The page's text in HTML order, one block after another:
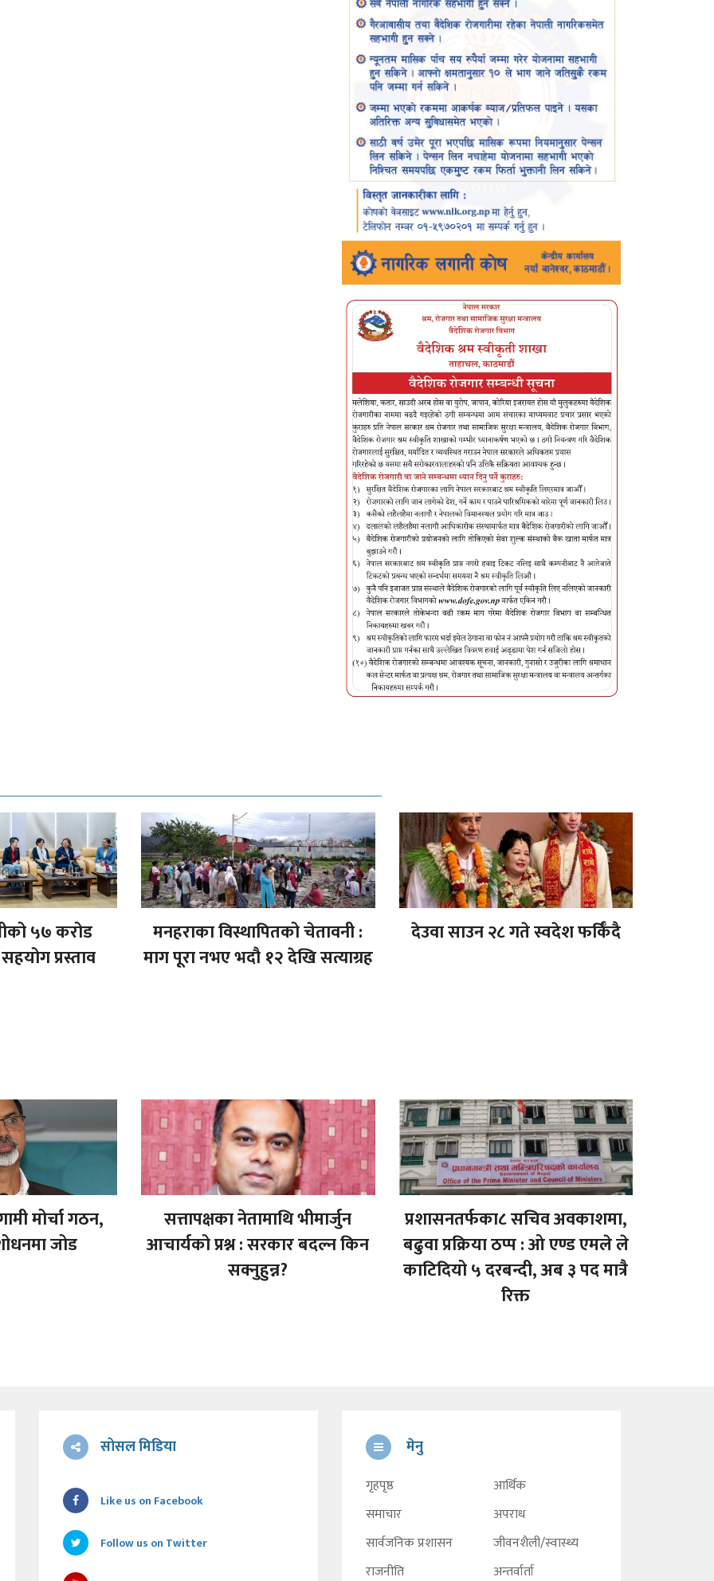
५७ करोड
प्रस्ताव
मनहराका विस्थापितको चेतावनी :
माग पूरा नभए भदौ १२ देखि सत्याग्रह
देउवा साउन २८ गते स्वदेश फर्किँदै
मोर्चा गठन,
जोड
सत्तापक्षका नेतामाथि भीमार्जुन
आचार्यको प्रश्न : सरकार बदल्न किन
सक्नुहुन्न?
प्रशासनतर्फका८ सचिव अवकाशमा,
बढुवा प्रक्रिया ठप्प : ओ एण्ड एमले ले
काटिदियो ५ दरबन्दी, अब ३ पद मात्रै
रिक्त
सोसल मिडिया
Like us on Facebook
Follow us on Twitter
मेनु
गृहपृष्ठ
समाचार
सार्वजनिक प्रशासन
राजनीति
आर्थिक
अपराध
जीवनशैली/स्वास्थ्य
अन्तर्वार्ता